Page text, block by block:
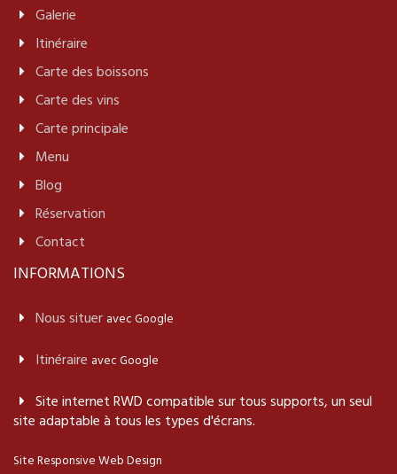
Galerie
Itinéraire
Carte des boissons
Carte des vins
Carte principale
Menu
Blog
Réservation
Contact
INFORMATIONS
Nous situer avec Google
Itinéraire avec Google
Site internet RWD compatible sur tous supports, un seul
site adaptable à tous les types d'écrans.
Site Responsive Web Design